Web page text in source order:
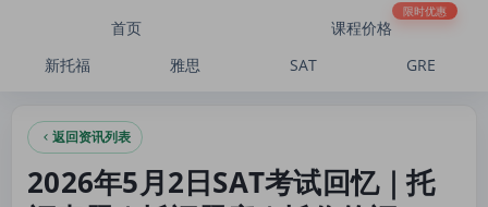
首页 课程价格
限时优惠
新托福 雅思 SAT GRE
返回资讯列表
2026年5月2日SAT考试回忆｜托